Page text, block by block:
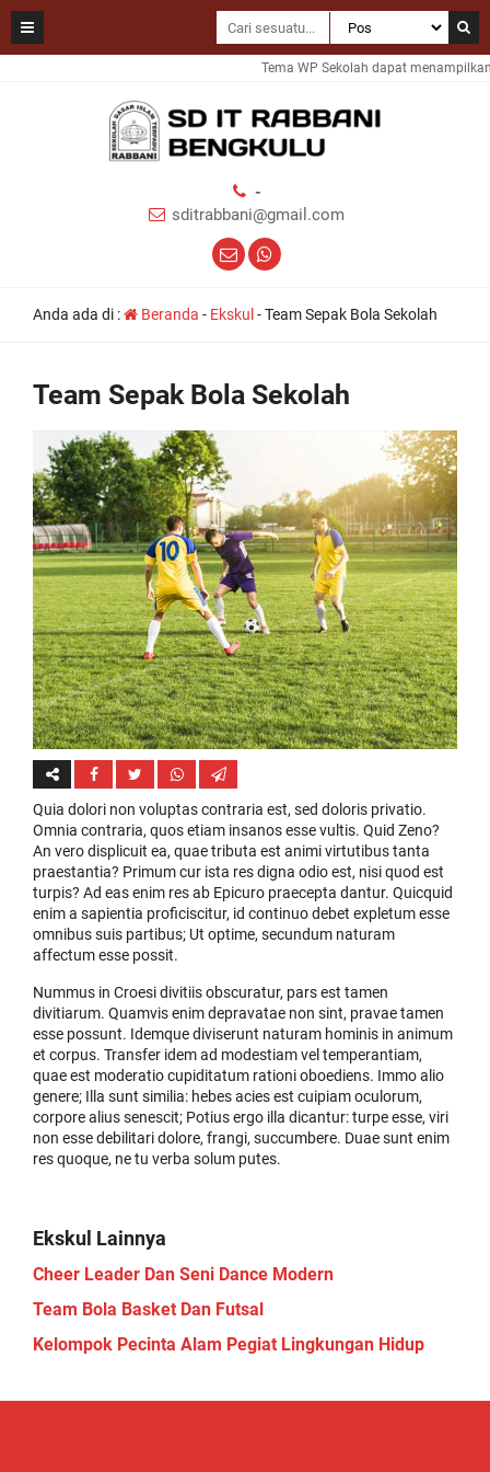
Tema WP Sekolah dapat
-
sditrabbani@gmail.com
Anda ada di : Beranda - Ekskul -Team Sepak Bola Sekolah
Team Sepak Bola Sekolah
Quia dolori non voluptas contraria est, sed doloris privatio.
Omnia contraria, quos etiam insanos esse vultis. Quid Zeno?
An vero displicuit ea, quae tributa est animi virtutibus tanta
praestantia? Primum cur ista res digna odio est, nisi quod est
turpis? Ad eas enim res ab Epicuro praecepta dantur. Quicquid
enim a sapientia proficiscitur, id continuo debet expletum esse
omnibus suis partibus; Ut optime, secundum naturam
affectum esse possit.
Nummus in Croesi divitiis obscuratur, pars est tamen
divitiarum. Quamvis enim depravatae non sint, pravae tamen
esse possunt. Idemque diviserunt naturam hominis in animum
et corpus. Transfer idem ad modestiam vel temperantiam,
quae est moderatio cupiditatum rationi oboediens. Immo alio
genere; Illa sunt similia: hebes acies est cuipiam oculorum,
corpore alius senescit; Potius ergo illa dicantur: turpe esse, viri
non esse debilitari dolore, frangi, succumbere. Duae sunt enim
res quoque, ne tu verba solum putes.
Ekskul Lainnya
Cheer Leader Dan Seni Dance Modern
Team Bola Basket Dan Futsal
Kelompok Pecinta Alam Pegiat Lingkungan Hidup